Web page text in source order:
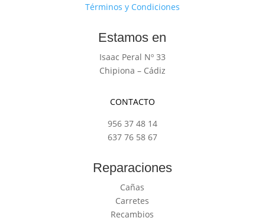
Términos y Condiciones
Estamos en
Isaac Peral Nº 33
Chipiona – Cádiz
CONTACTO
956 37 48 14
637 76 58 67
Reparaciones
Cañas
Carretes
Recambios